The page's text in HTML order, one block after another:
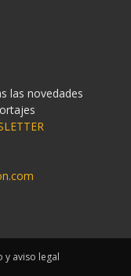
las novedades
y aviso legal